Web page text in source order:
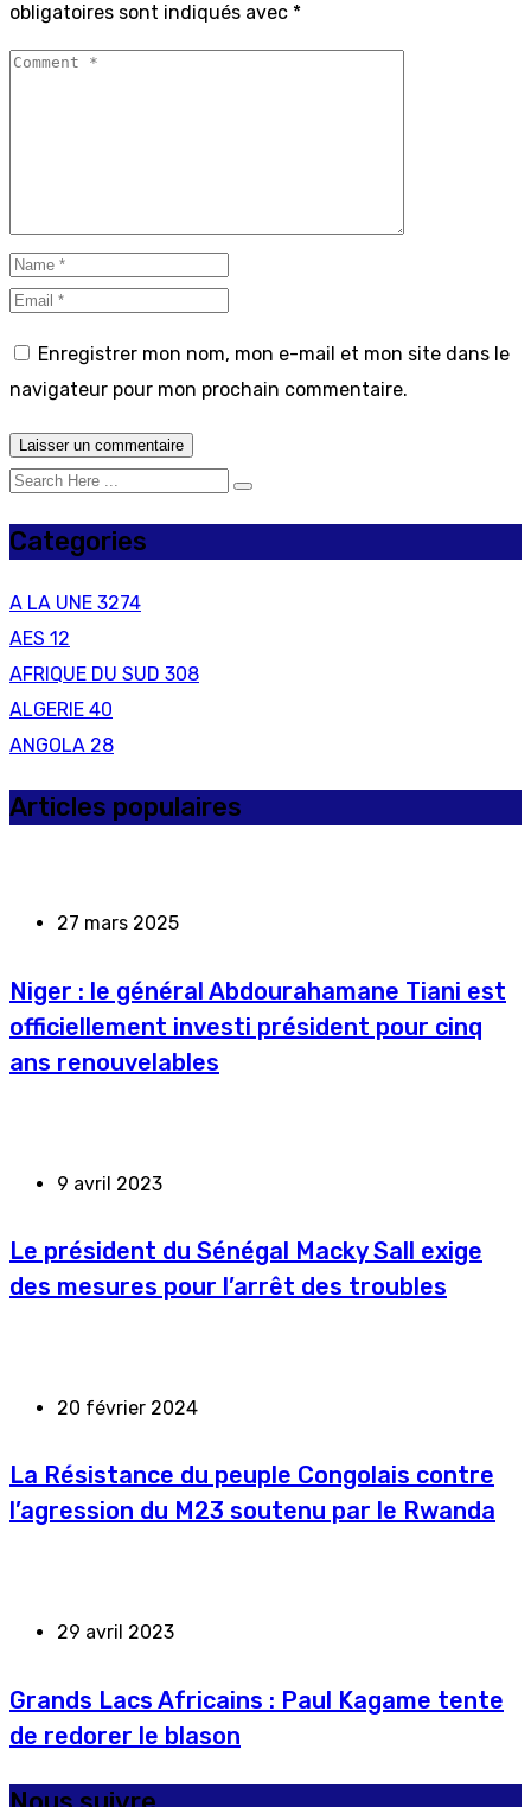
obligatoires sont indiqués avec *
Enregistrer mon nom, mon e-mail et mon site dans le
navigateur pour mon prochain commentaire.
Categories
A LA UNE 3274
AES 12
AFRIQUE DU SUD 308
ALGERIE 40
ANGOLA 28
Articles populaires
27 mars 2025
Niger : le général Abdourahamane Tiani est
officiellement investi président pour cinq
ans renouvelables
9 avril 2023
Le président du Sénégal Macky Sall exige
des mesures pour l’arrêt des troubles
20 février 2024
La Résistance du peuple Congolais contre
l’agression du M23 soutenu par le Rwanda
29 avril 2023
Grands Lacs Africains : Paul Kagame tente
de redorer le blason